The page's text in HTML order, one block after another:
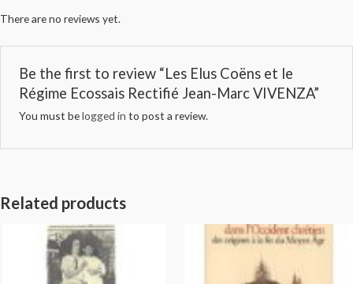
There are no reviews yet.
Be the first to review “Les Elus Coëns et le
Régime Ecossais Rectifié Jean-Marc VIVENZA”
You must belogged in to post a review.
Related products